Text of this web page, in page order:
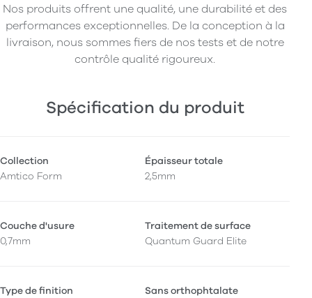
Nos produits offrent une qualité, une durabilité et des
performances exceptionnelles. De la conception à la
livraison, nous sommes fiers de nos tests et de notre
contrôle qualité rigoureux.
Spécification du produit
Collection
Amtico Form
Épaisseur totale
2,5mm
Couche d'usure
0,7mm
Traitement de surface
Quantum Guard Elite
Type de finition
Sans orthophtalate